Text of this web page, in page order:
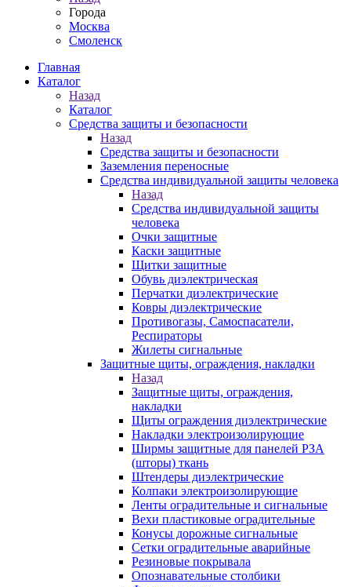
Города
Москва
Смоленск
Главная
Каталог
Назад
Каталог
Средства защиты и безопасности
Назад
Средства защиты и безопасности
Заземления переносные
Средства индивидуальной защиты человека
Назад
Средства индивидуальной защиты
человека
Очки защитные
Каски защитные
Щитки защитные
Обувь диэлектрическая
Перчатки диэлектрические
Ковры диэлектрические
Противогазы, Самоспасатели,
Респираторы
Жилеты сигнальные
Защитные щиты, ограждения, накладки
Назад
Защитные щиты, ограждения,
накладки
Щиты ограждения диэлектрические
Накладки электроизолирующие
Ширмы защитные для панелей РЗА
(шторы) ткань
Штендеры диэлектрические
Колпаки электроизолирующие
Ленты оградительные и сигнальные
Вехи пластиковые оградительные
Конусы дорожные сигнальные
Сетки оградительные аварийные
Резиновые покрывала
Опознавательные столбики